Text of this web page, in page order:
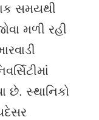
સમયથી
મળી રહી
છે. સ્થાનિકો